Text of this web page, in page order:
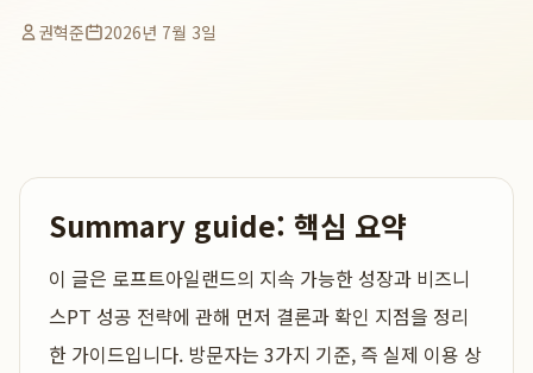
권혁준 2026년 7월 3일
Summary guide: 핵심 요약
이 글은 로프트아일랜드의 지속 가능한 성장과 비즈니
스PT 성공 전략에 관해 먼저 결론과 확인 지점을 정리
한 가이드입니다. 방문자는 3가지 기준, 즉 실제 이용 상